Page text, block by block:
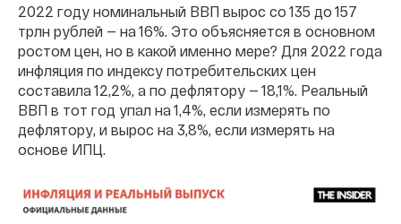
2022 году номинальный ВВП вырос со 135 до 157
трлн рублей — на 16%. Это объясняется в основном
ростом цен, но в какой именно мере? Для 2022 года
инфляция по индексу потребительских цен
составила 12,2%, а по дефлятору — 18,1%. Реальный
ВВП в тот год упал на 1,4%, если измерять по
дефлятору, и вырос на 3,8%, если измерять на
основе ИПЦ.